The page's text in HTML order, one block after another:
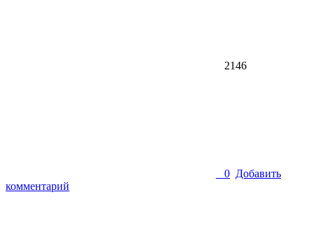
2146
0 Добавить
комментарий